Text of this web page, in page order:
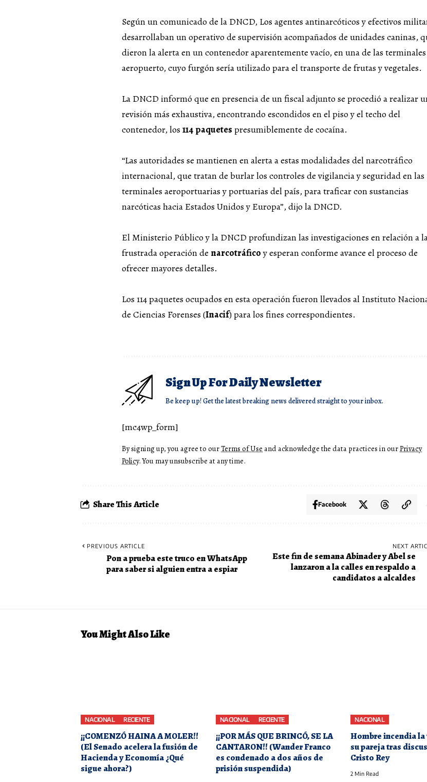
Según un comunicado de la DNCD, Los agentes antinarcóticos y efectivos
desarrollaban un operativo de supervisión acompañados de unidades caninas,
dieron la alerta en un contenedor aparentemente vacío, en una de las
aeropuerto, cuyo furgón sería utilizado para el transporte de frutas y vegetales.
La DNCD informó que en presencia de un fiscal adjunto se procedió a realizar
revisión más exhaustiva, encontrando escondidos en el piso y el techo del
contenedor, los 114 paquetes presumiblemente de cocaína.
“Las autoridades se mantienen en alerta a estas modalidades del narcotráfico
internacional, que tratan de burlar los controles de vigilancia y seguridad en las
terminales aeroportuarias y portuarias del país, para traficar con sustancias
narcóticas hacia Estados Unidos y Europa”, dijo la DNCD.
El Ministerio Público y la DNCD profundizan las investigaciones en relación a
frustrada operación de narcotráficoy esperan conforme avance el proceso de
ofrecer mayores detalles.
Los 114 paquetes ocupados en esta operación fueron llevados al Instituto
de Ciencias Forenses (Inacif) para los fines correspondientes.
Sign Up For Daily Newsletter
Be keep up! Get the latest breaking news delivered straight to your inbox.
[mc4wp_form]
By signing up, you agree to ourTerms of Use and acknowledge the data practices in ourPrivacy
Policy. You may unsubscribe at any time.
Share This Article Facebook
PREVIOUS ARTICLE
Pon a prueba este truco en WhatsApp
para saber si alguien entra a espiar
NEXT
Este fin de semana Abinader y Abel se
lanzaron a la calles en respaldo a
candidatos a alcaldes
You Might Also Like
NACIONAL RECIENTE
¡¡COMENZÓ HAINA A MOLER!!
(El Senado acelera la fusión de
Hacienda y Economía ¿Qué
sigue ahora?)
NACIONAL RECIENTE
¡¡POR MÁS QUE BRINCÓ, SE LA
CANTARON!! (Wander Franco
es condenado a dos años de
prisión suspendida)
NACIONAL
Hombre incendia
su pareja tras
Cristo Rey
2 Min Read